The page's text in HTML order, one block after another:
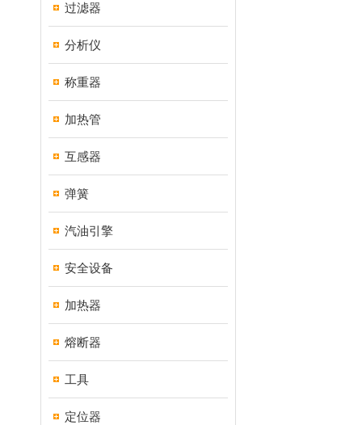
过滤器
分析仪
称重器
加热管
互感器
弹簧
汽油引擎
安全设备
加热器
熔断器
工具
定位器